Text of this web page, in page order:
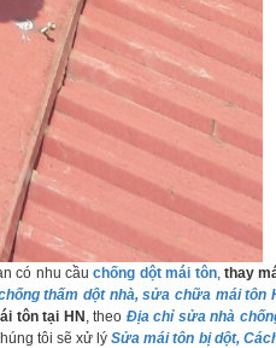
có nhu cầuchống dột mái tôn, thay
thấm dột nhà, sửa chữa mái tôn
tôn tại HN , theo Địa chỉ sửa nhà
tôi sẽ xử lýSửa mái tôn bị dột,